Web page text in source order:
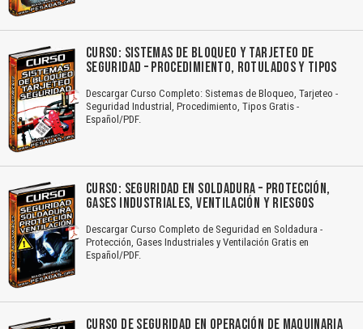
CURSO: SISTEMAS DE BLOQUEO Y TARJETEO DE
SEGURIDAD – PROCEDIMIENTO, ROTULADOS Y TIPOS
Descargar Curso Completo: Sistemas de Bloqueo, Tarjeteo -
Seguridad Industrial, Procedimiento, Tipos Gratis -
Español/PDF.
CURSO: SEGURIDAD EN SOLDADURA – PROTECCIÓN,
GASES INDUSTRIALES, VENTILACIÓN Y RIESGOS
Descargar Curso Completo de Seguridad en Soldadura -
Protección, Gases Industriales y Ventilación Gratis en
Español/PDF.
CURSO DE SEGURIDAD EN OPERACIÓN DE MAQUINARIA